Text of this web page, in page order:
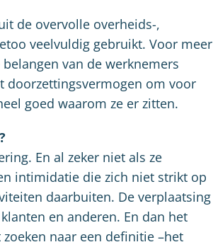
de overvolle overheids-,
veelvuldig gebruikt. Voor meer
van de werknemers
doorzettingsvermogen om voor
goed waarom ze er zitten.
En al zeker niet als ze
intimidatie die zich niet strikt op
daarbuiten. De verplaatsing
en anderen. En dan het
naar een definitie –het